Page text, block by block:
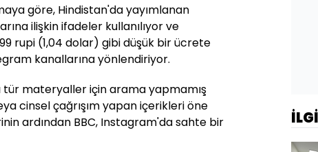
göre, Hindistan'da yayımlanan
ilişkin ifadeler kullanılıyor ve
rupi (1,04 dolar) gibi düşük bir ücrete
kanallarına yönlendiriyor.
tür materyaller için arama yapmamış
cinsel çağrışım yapan içerikleri öne
ardından BBC, Instagram'da sahte bir